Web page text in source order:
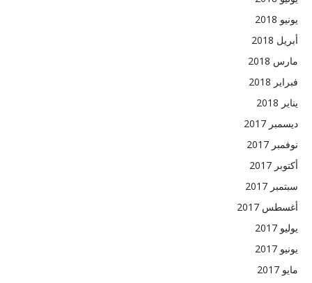
يونيو 2018
أبريل 2018
مارس 2018
فبراير 2018
يناير 2018
ديسمبر 2017
نوفمبر 2017
أكتوبر 2017
سبتمبر 2017
أغسطس 2017
يوليو 2017
يونيو 2017
مايو 2017